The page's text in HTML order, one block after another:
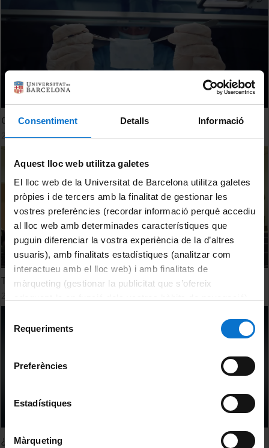
Consentiment Detalls Informació
Aquest lloc web utilitza galetes
El lloc web de la Universitat de Barcelona utilitza galetes
pròpies i de tercers amb la finalitat de gestionar les
vostres preferències (recordar informació perquè accediu
al lloc web amb determinades característiques que
puguin diferenciar la vostra experiència de la d’altres
usuaris), amb finalitats estadístiques (analitzar com
interactueu amb el lloc web) i amb finalitats de
màrqueting (gestionar la publicitat que s’ofereix
consultar laPolítica de galetes del lloc web de la
Requeriments
Preferències
Estadístiques
Màrqueting
Curar malalties a través de la bioimpressió 4D de teixits
23 Marzo, 2022
Terapia celular adoptiva: CARTs
¿En un futuro cercano, qué enfermedades podrán